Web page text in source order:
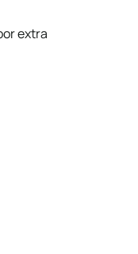
extra